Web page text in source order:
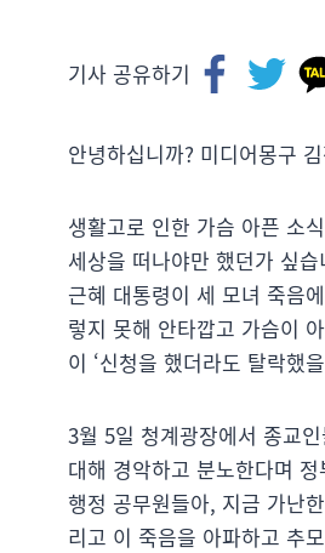
기사 공유하기
안녕하십니까? 미디어몽구
생활고로 인한 가슴 아픈 소
세상을 떠나야만 했던가 싶
근혜 대통령이 세 모녀 죽음
렇지 못해 안타깝고 가슴이
이 ‘신청을 했더라도 탈락했
3월 5일 청계광장에서 종교
대해 경악하고 분노한다며
행정 공무원들아, 지금 가난
리고 이 죽음을 아파하고 추